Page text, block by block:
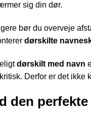
sig din dør.
bør du overveje
dørskilte
dørskilt med navn
Derfor er det ikke
den